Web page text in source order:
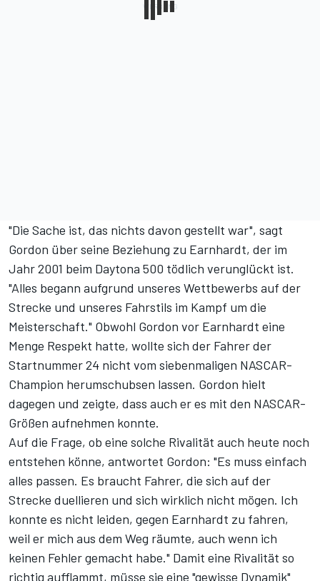
"Die Sache ist, das nichts davon gestellt war", sagt
Gordon über seine Beziehung zu Earnhardt, der im
Jahr 2001 beim Daytona 500 tödlich verunglückt ist.
"Alles begann aufgrund unseres Wettbewerbs auf der
Strecke und unseres Fahrstils im Kampf um die
Meisterschaft." Obwohl Gordon vor Earnhardt eine
Menge Respekt hatte, wollte sich der Fahrer der
Startnummer 24 nicht vom siebenmaligen NASCAR-
Champion herumschubsen lassen. Gordon hielt
dagegen und zeigte, dass auch er es mit den NASCAR-
Größen aufnehmen konnte.
Auf die Frage, ob eine solche Rivalität auch heute noch
entstehen könne, antwortet Gordon: "Es muss einfach
alles passen. Es braucht Fahrer, die sich auf der
Strecke duellieren und sich wirklich nicht mögen. Ich
konnte es nicht leiden, gegen Earnhardt zu fahren,
weil er mich aus dem Weg räumte, auch wenn ich
keinen Fehler gemacht habe." Damit eine Rivalität so
richtig aufflammt, müsse sie eine "gewisse Dynamik"